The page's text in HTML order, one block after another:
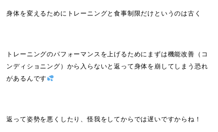
身体を変えるためにトレーニングと食事制限だけというのは古く
トレーニングのパフォーマンスを上げるためにまずは機能改善（コ
ンディショニング）から入らないと返って身体を崩してしまう恐れ
があるんです
返って姿勢を悪くしたり、怪我をしてからでは遅いですからね！